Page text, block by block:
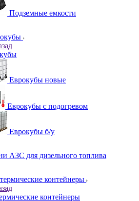
Подземные емкости
Еврокубы новые
Еврокубы с подогревом
Еврокубы б/у
АЗС для дизельного топлива
контейнеры
контейнеры